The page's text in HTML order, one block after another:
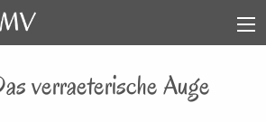
verraeterische Auge